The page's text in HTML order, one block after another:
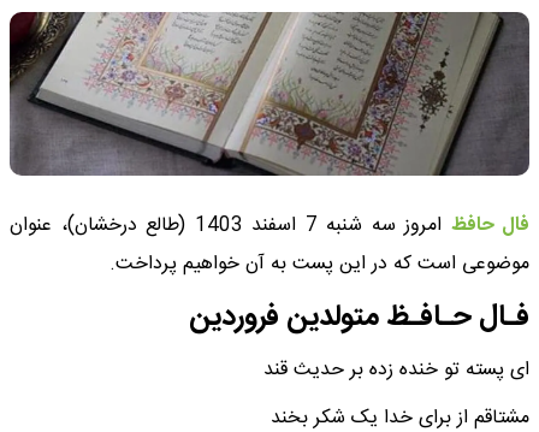
فال حافظ
امروز سه شنبه 7 اسفند 1403 (طالع درخشان)، عنوان
موضوعی است که در این پست به آن خواهیم پرداخت.
فـال حـافـظ متولدین فروردین
ای پسته تو خنده زده بر حدیث قند
مشتاقم از برای خدا یک شکر بخند